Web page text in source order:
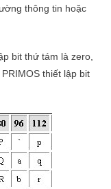
thông tin hoặc
bit thứ tám là zero,
PRIMOSthiết lập bit